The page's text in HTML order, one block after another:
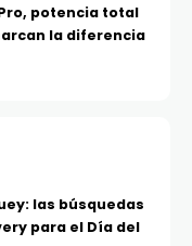
Pro, potencia total
la diferencia
las búsquedas
para el Día del